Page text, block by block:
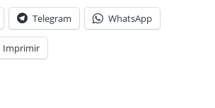
Telegram WhatsApp
Imprimir